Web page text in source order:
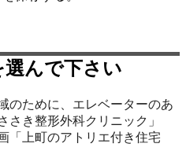
んで下さい
ために、エレベーターのあ
さき整形外科クリニック」
上町のアトリエ付き住宅